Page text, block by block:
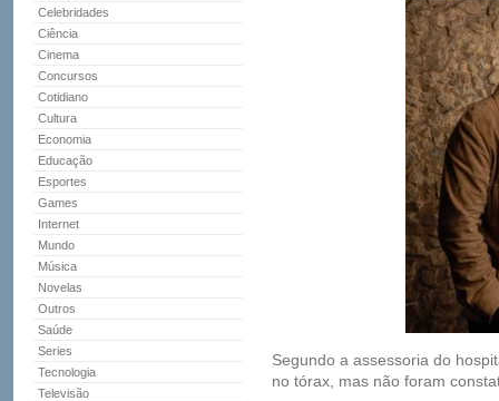
Celebridades
Ciência
Cinema
Concursos
Cotidiano
Cultura
Economia
Educação
Esportes
Games
Internet
Mundo
Música
Novelas
Outros
Saúde
Series
Tecnologia
Televisão
Segundo a assessoria do
no tórax, mas não foram